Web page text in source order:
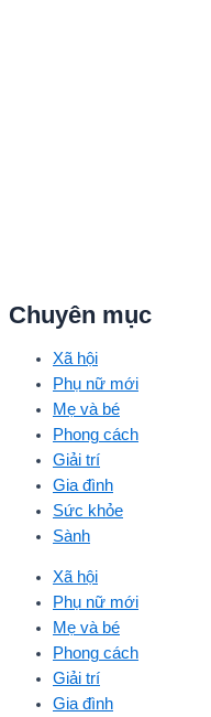
Chuyên mục
Xã hội
Phụ nữ mới
Mẹ và bé
Phong cách
Giải trí
Gia đình
Sức khỏe
Sành
Xã hội
Phụ nữ mới
Mẹ và bé
Phong cách
Giải trí
Gia đình